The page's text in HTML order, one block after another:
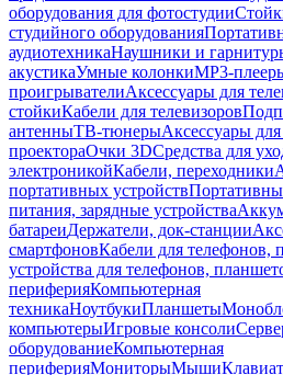
оборудования для фотостудии
студийного оборудования
аудиотехникаНаушники и
акустикаУмные колонкиMP3-
проигрывателиАксессуары для
стойкиКабели для телевизоров
антенныТВ-тюнерыАксессуары
проектораОчки 3DСредства для
электроникойКабели, переходники
портативных устройств
питания, зарядные устройства
батареиДержатели, док-станции
смартфоновКабели для телефонов,
устройства для телефонов,
периферияКомпьютерная
техникаНоутбукиПланшеты
компьютерыИгровые консоли
оборудованиеКомпьютерная
периферияМониторыМыши